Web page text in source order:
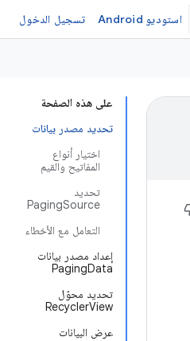
استوديو Android تسجيل الدخول
على هذه الصفحة
تحديد مصدر بيانات
اختيار أنواع
المفاتيح والقيم
تحديد
PagingSource
التعامل مع الأخطاء
إعداد مصدر بيانات
PagingData
تحديد محوّل
RecyclerView
عرض البيانات